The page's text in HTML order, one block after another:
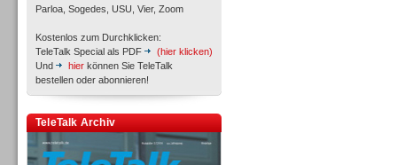
Parloa, Sogedes, USU, Vier, Zoom
Kostenlos zum Durchklicken:
TeleTalk Special als PDF
(hier klicken)
Und
hier können Sie TeleTalk
bestellen oder abonnieren!
TeleTalk Archiv
Inbound